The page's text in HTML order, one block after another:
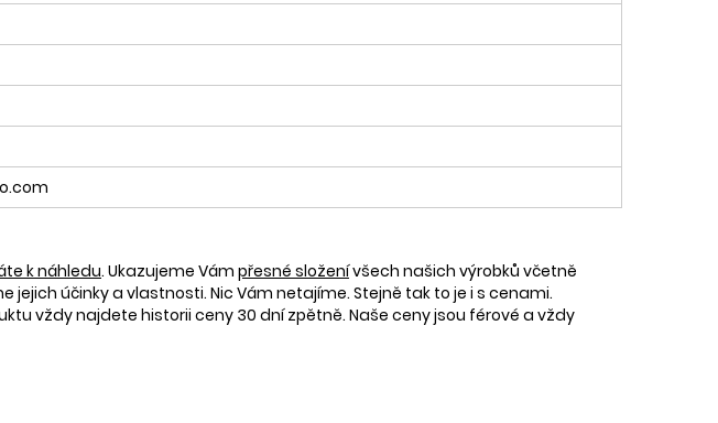
k náhledu. Ukazujeme Vám přesné složenívšech našich výrobků včetně
účinky a vlastnosti. Nic Vám netajíme. Stejně tak to je i s cenami.
vždy najdete historii ceny 30 dní zpětně. Naše ceny jsou férové a vždy